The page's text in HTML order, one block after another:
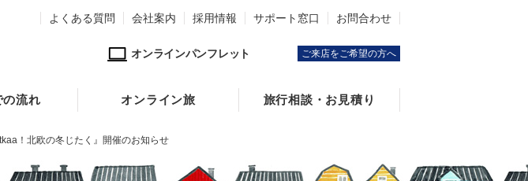
よくある質問 会社案内 採用情報 サポート窓口 お問合わせ
オンラインパンフレット ご来店をご希望の方へ
の流れ オンライン旅 旅行相談・お見積り
！北欧の冬じたく』開催のお知らせ